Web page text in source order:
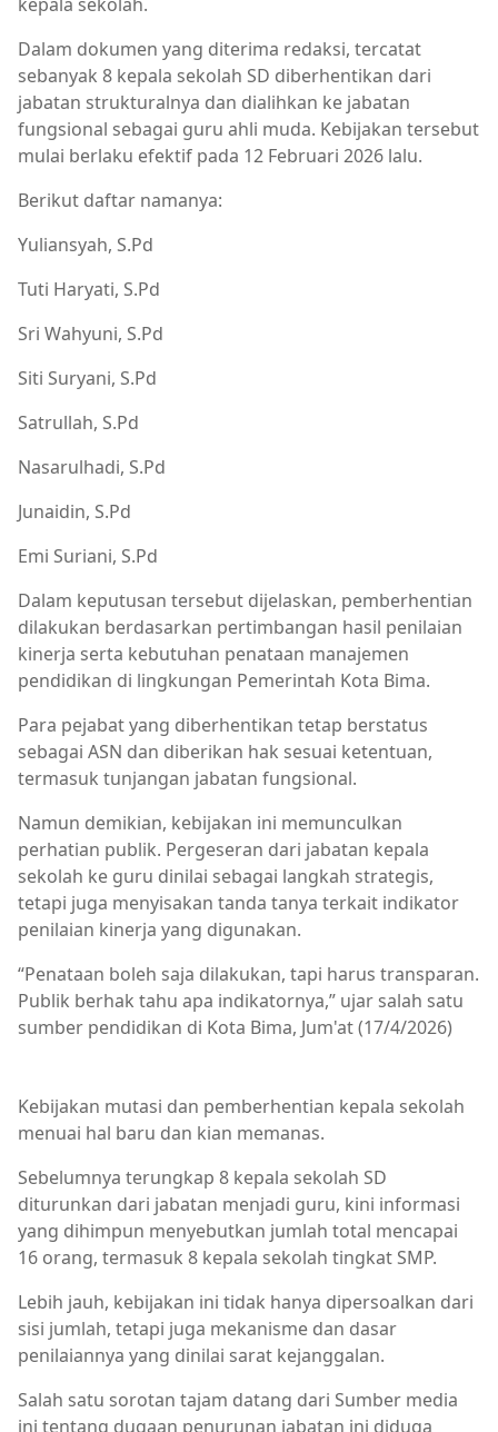
Dalam dokumen yang diterima redaksi, tercatat
sebanyak 8 kepala sekolah SD diberhentikan dari
jabatan strukturalnya dan dialihkan ke jabatan
fungsional sebagai guru ahli muda. Kebijakan tersebut
mulai berlaku efektif pada 12 Februari 2026 lalu.
Berikut daftar namanya:
Yuliansyah, S.Pd
Tuti Haryati, S.Pd
Sri Wahyuni, S.Pd
Siti Suryani, S.Pd
Satrullah, S.Pd
Nasarulhadi, S.Pd
Junaidin, S.Pd
Emi Suriani, S.Pd
Dalam keputusan tersebut dijelaskan, pemberhentian
dilakukan berdasarkan pertimbangan hasil penilaian
kinerja serta kebutuhan penataan manajemen
pendidikan di lingkungan Pemerintah Kota Bima.
Para pejabat yang diberhentikan tetap berstatus
sebagai ASN dan diberikan hak sesuai ketentuan,
termasuk tunjangan jabatan fungsional.
Namun demikian, kebijakan ini memunculkan
perhatian publik. Pergeseran dari jabatan kepala
sekolah ke guru dinilai sebagai langkah strategis,
tetapi juga menyisakan tanda tanya terkait indikator
penilaian kinerja yang digunakan.
“Penataan boleh saja dilakukan, tapi harus transparan.
Publik berhak tahu apa indikatornya,” ujar salah satu
sumber pendidikan di Kota Bima, Jum'at (17/4/2026)
Kebijakan mutasi dan pemberhentian kepala sekolah
menuai hal baru dan kian memanas.
Sebelumnya terungkap 8 kepala sekolah SD
diturunkan dari jabatan menjadi guru, kini informasi
yang dihimpun menyebutkan jumlah total mencapai
16 orang, termasuk 8 kepala sekolah tingkat SMP.
Lebih jauh, kebijakan ini tidak hanya dipersoalkan dari
sisi jumlah, tetapi juga mekanisme dan dasar
penilaiannya yang dinilai sarat kejanggalan.
Salah satu sorotan tajam datang dari Sumber media
ini tentang dugaan penurunan jabatan ini diduga